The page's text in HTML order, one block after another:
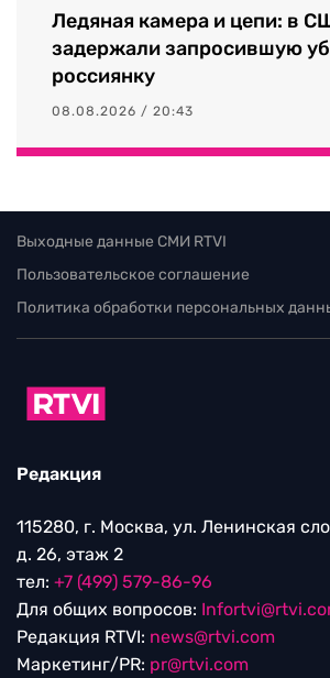
Ледяная камера и цепи: в
задержали запросившую
россиянку
08.08.2026 / 20:43
Выходные данные СМИ RTVI
Пользовательское соглашение
Политика обработки персональных
Редакция
115280, г. Москва, ул. Ленинская
д. 26, этаж 2
тел: +7 (499) 579-86-96
Для общих вопросов:
Редакция RTVI: news@rtvi.com
Маркетинг/PR: pr@rtvi.com